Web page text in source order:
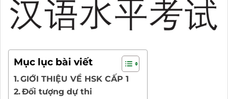
Mục lục bài viết
GIỚI THIỆU VỀ HSK CẤP 1
Đối tượng dự thi